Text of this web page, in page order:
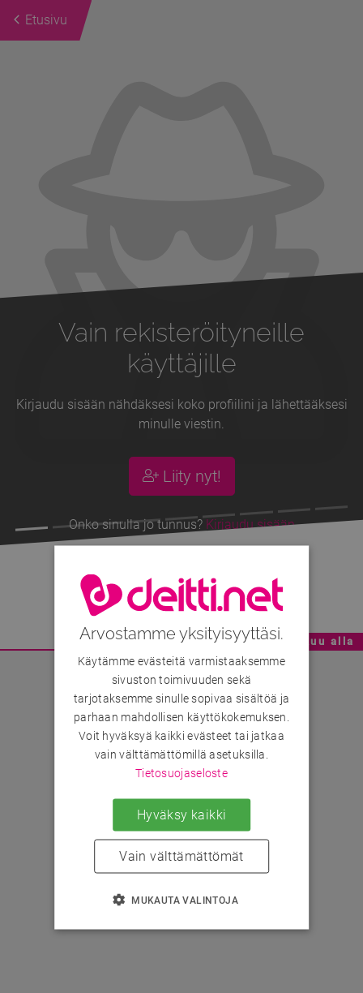
Etusivu
Vain rekisteröityneille
käyttäjille
Kirjaudu sisään nähdäksesi koko profiilini ja lähettääksesi
minulle viestin.
Liity nyt!
Onko sinulla jo tunnus? Kirjaudu sisään
Kisu, 18v
Mainoskatko - Sisältö jatkuu alla
Arvostamme yksityisyyttäsi.
Käytämme evästeitä varmistaaksemme
sivuston toimivuuden sekä
tarjotaksemme sinulle sopivaa sisältöä ja
parhaan mahdollisen käyttökokemuksen.
Voit hyväksyä kaikki evästeet tai jatkaa
vain välttämättömillä asetuksilla.
Tietosuojaseloste
Hyväksy kaikki
Vain välttämättömät
MUKAUTA VALINTOJA